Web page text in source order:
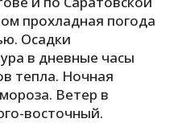
П
Р
прохладная погода
Осадки
в дневные часы
тепла. Ночная
Ветер в
восточный.